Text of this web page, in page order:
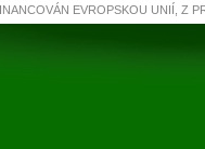
EVROPSKOU UNIÍ, Z